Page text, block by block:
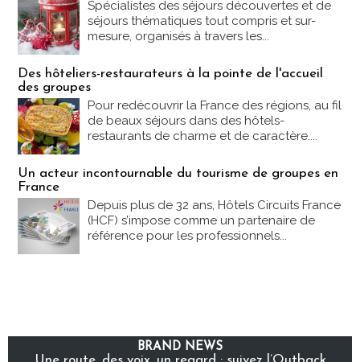
Spécialistes des séjours découvertes et de
séjours thématiques tout compris et sur-
mesure, organisés à travers les...
Des hôteliers-restaurateurs à la pointe de l'accueil
des groupes
Pour redécouvrir la France des régions, au fil
de beaux séjours dans des hôtels-
restaurants de charme et de caractère....
Un acteur incontournable du tourisme de groupes en
France
Depuis plus de 32 ans, Hôtels Circuits France
(HCF) s’impose comme un partenaire de
référence pour les professionnels...
BRAND NEWS